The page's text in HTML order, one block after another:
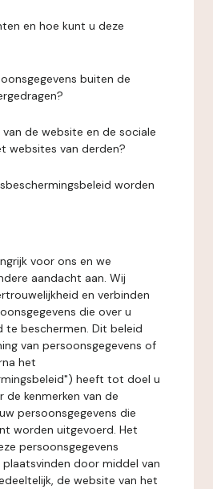
en hoe kunt u deze
buiten de
de website en de sociale
websites van derden?
worden
voor ons en we
aandacht aan. Wij
en verbinden
die over u
te beschermen. Dit beleid
van persoonsgegevens of
het
heeft tot doel u
kenmerken van de
persoonsgegevens die
worden uitgevoerd. Het
persoonsgegevens
door middel van
de website van het